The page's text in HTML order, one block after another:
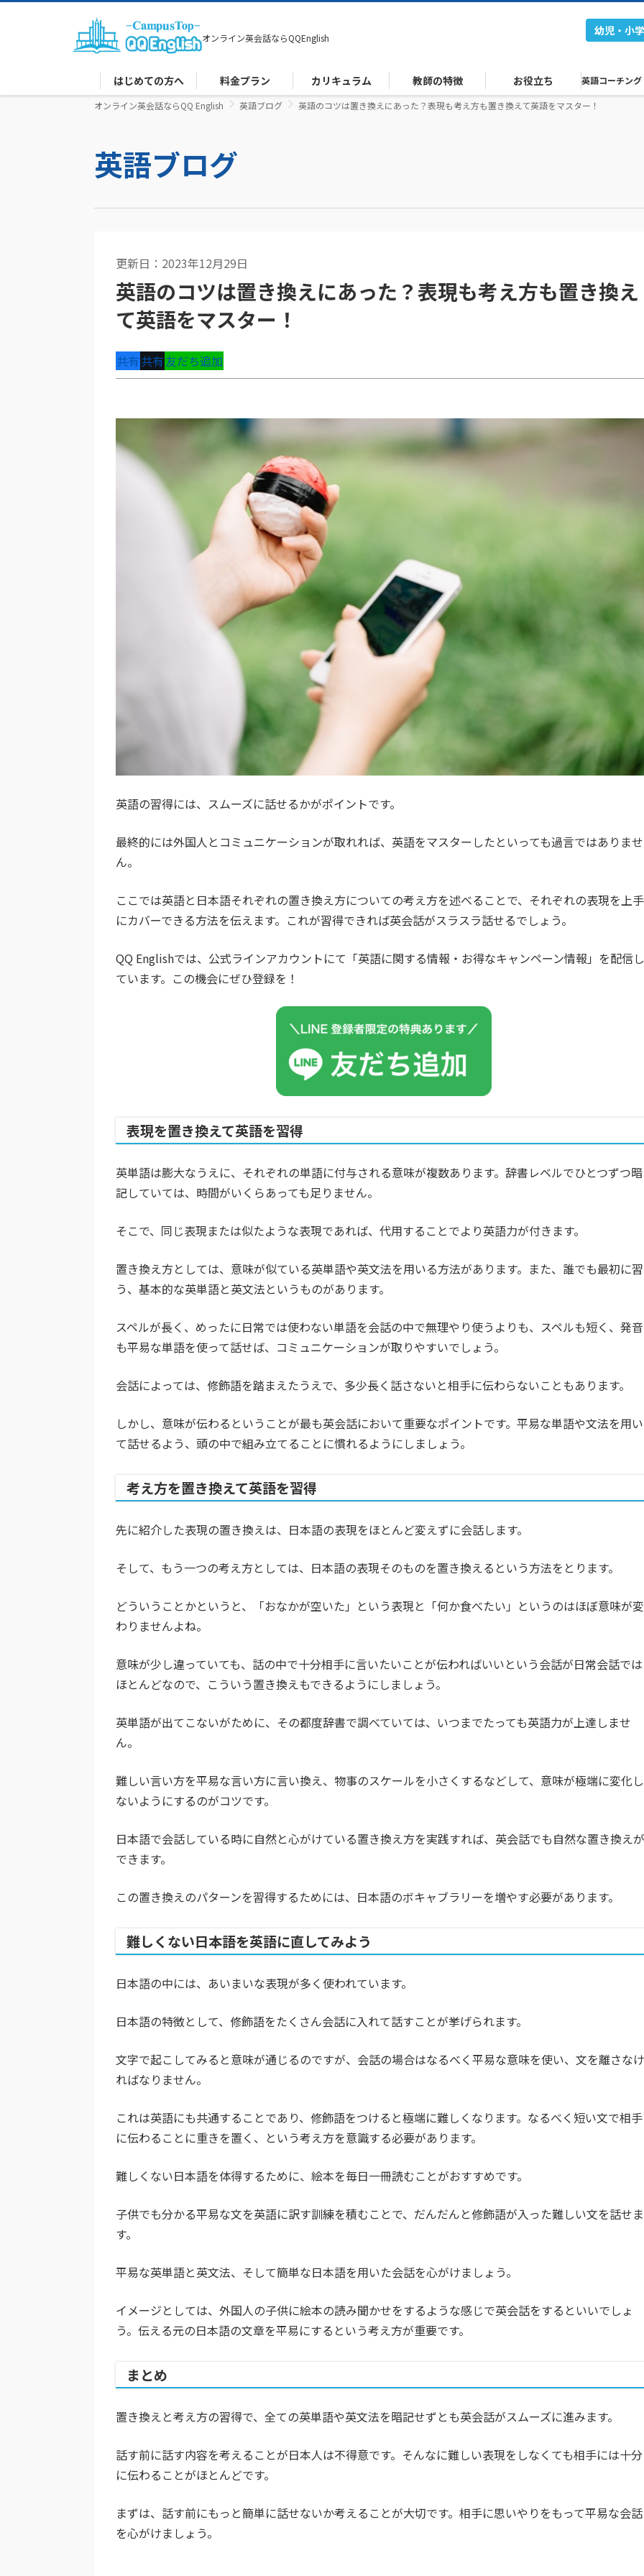
オンライン英会話ならQQEnglish
幼児・小
はじめての方へ 料金プラン カリキュラム 教師の特徴 お役立ち 英語コーチング
オンライン英会話ならQQ English 英語ブログ 英語のコツは置き換えにあった？表現も考え方も置き換えて英語をマスター！
英語ブログ
更新日：2023年12月29日
英語のコツは置き換えにあった？表現も考え方も置き換え
て英語をマスター！
共有共有友だち追加
英語の習得には、スムーズに話せるかがポイントです。
最終的には外国人とコミュニケーションが取れれば、英語をマスターしたといっても過言ではありませ
ん。
ここでは英語と日本語それぞれの置き換え方についての考え方を述べることで、それぞれの表現を上手
にカバーできる方法を伝えます。これが習得できれば英会話がスラスラ話せるでしょう。
QQ Englishでは、公式ラインアカウントにて「英語に関する情報・お得なキャンペーン情報」を配信し
ています。この機会にぜひ登録を！
表現を置き換えて英語を習得
英単語は膨大なうえに、それぞれの単語に付与される意味が複数あります。辞書レベルでひとつずつ暗
記していては、時間がいくらあっても足りません。
そこで、同じ表現または似たような表現であれば、代用することでより英語力が付きます。
置き換え方としては、意味が似ている英単語や英文法を用いる方法があります。また、誰でも最初に習
う、基本的な英単語と英文法というものがあります。
スペルが長く、めったに日常では使わない単語を会話の中で無理やり使うよりも、スペルも短く、発音
も平易な単語を使って話せば、コミュニケーションが取りやすいでしょう。
会話によっては、修飾語を踏まえたうえで、多少長く話さないと相手に伝わらないこともあります。
しかし、意味が伝わるということが最も英会話において重要なポイントです。平易な単語や文法を用い
て話せるよう、頭の中で組み立てることに慣れるようにしましょう。
考え方を置き換えて英語を習得
先に紹介した表現の置き換えは、日本語の表現をほとんど変えずに会話します。
そして、もう一つの考え方としては、日本語の表現そのものを置き換えるという方法をとります。
どういうことかというと、「おなかが空いた」という表現と「何か食べたい」というのはほぼ意味が変
わりませんよね。
意味が少し違っていても、話の中で十分相手に言いたいことが伝わればいいという会話が日常会話では
ほとんどなので、こういう置き換えもできるようにしましょう。
英単語が出てこないがために、その都度辞書で調べていては、いつまでたっても英語力が上達しませ
ん。
難しい言い方を平易な言い方に言い換え、物事のスケールを小さくするなどして、意味が極端に変化し
ないようにするのがコツです。
日本語で会話している時に自然と心がけている置き換え方を実践すれば、英会話でも自然な置き換えが
できます。
この置き換えのパターンを習得するためには、日本語のボキャブラリーを増やす必要があります。
難しくない日本語を英語に直してみよう
日本語の中には、あいまいな表現が多く使われています。
日本語の特徴として、修飾語をたくさん会話に入れて話すことが挙げられます。
文字で起こしてみると意味が通じるのですが、会話の場合はなるべく平易な意味を使い、文を離さなけ
ればなりません。
これは英語にも共通することであり、修飾語をつけると極端に難しくなります。なるべく短い文で相手
に伝わることに重きを置く、という考え方を意識する必要があります。
難しくない日本語を体得するために、絵本を毎日一冊読むことがおすすめです。
子供でも分かる平易な文を英語に訳す訓練を積むことで、だんだんと修飾語が入った難しい文を話せま
す。
平易な英単語と英文法、そして簡単な日本語を用いた会話を心がけましょう。
イメージとしては、外国人の子供に絵本の読み聞かせをするような感じで英会話をするといいでしょ
う。伝える元の日本語の文章を平易にするという考え方が重要です。
まとめ
置き換えと考え方の習得で、全ての英単語や英文法を暗記せずとも英会話がスムーズに進みます。
話す前に話す内容を考えることが日本人は不得意です。そんなに難しい表現をしなくても相手には十分
に伝わることがほとんどです。
まずは、話す前にもっと簡単に話せないか考えることが大切です。相手に思いやりをもって平易な会話
を心がけましょう。